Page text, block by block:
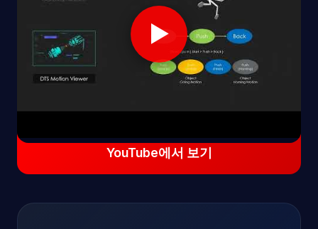
▶
YouTube에서 보기